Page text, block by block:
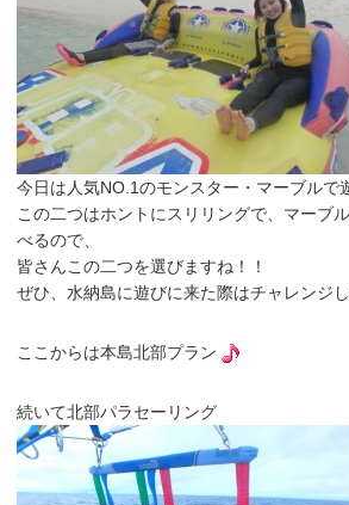
今日は人気NO.1のモンスター・マーブルで
この二つはホントにスリリングで、マーブ
べるので、
皆さんこの二つを選びますね！！
ぜひ、水納島に遊びに来た際はチャレンジ
ここからは本島北部プラン
続いて北部パラセーリング